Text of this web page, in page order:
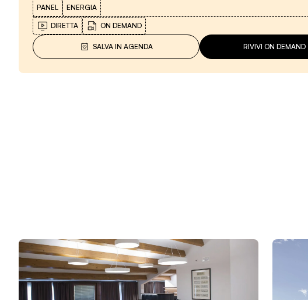
PANEL
ENERGIA
DIRETTA ON DEMAND
SALVA IN AGENDA RIVIVI ON DEMAND